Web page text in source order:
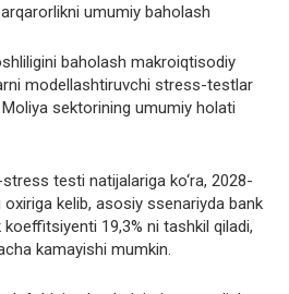
umumiy baholash
baholash makroiqtisodiy
modellashtiruvchi stress-testlar
sektorining umumiy holati
testi natijalariga ko‘ra, 2028-
kelib, asosiy ssenariyda bank
19,3% ni tashkil qiladi,
kamayishi mumkin.